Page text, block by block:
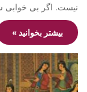
نیست. اگر بی خوابی
بیشتر بخوانید »